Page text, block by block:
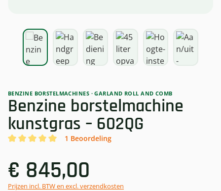
BENZINE BORSTELMACHINES ·GARLAND ROLL AND COMB
Benzine borstelmachine
kunstgras – 602QG
1 Beoordeling
€ 845,00
Prijzen incl. BTW en excl. verzendkosten